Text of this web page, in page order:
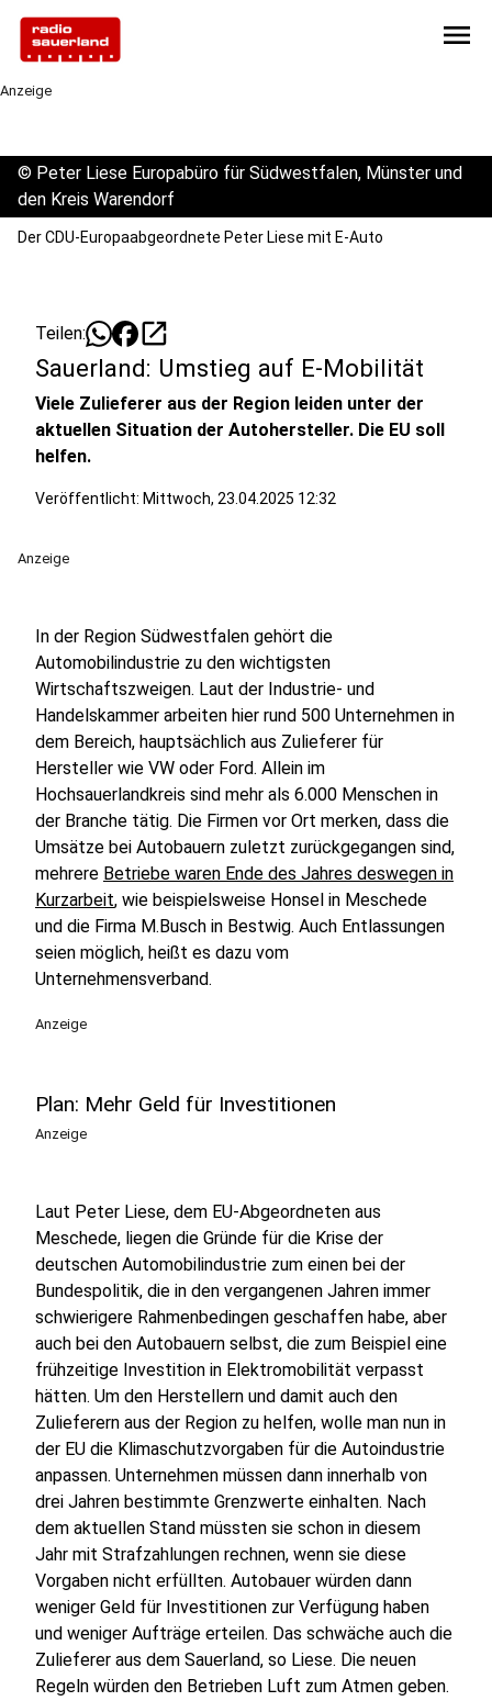
menu
Anzeige
© Peter Liese Europabüro für Südwestfalen, Münster und
den Kreis Warendorf
Der CDU-Europaabgeordnete Peter Liese mit E-Auto
Teilen: open_in_new
Sauerland: Umstieg auf E-Mobilität
Viele Zulieferer aus der Region leiden unter der
aktuellen Situation der Autohersteller. Die EU soll
helfen.
Veröffentlicht: Mittwoch, 23.04.2025 12:32
Anzeige
In der Region Südwestfalen gehört die
Automobilindustrie zu den wichtigsten
Wirtschaftszweigen. Laut der Industrie- und
Handelskammer arbeiten hier rund 500 Unternehmen in
dem Bereich, hauptsächlich aus Zulieferer für
Hersteller wie VW oder Ford. Allein im
Hochsauerlandkreis sind mehr als 6.000 Menschen in
der Branche tätig. Die Firmen vor Ort merken, dass die
Umsätze bei Autobauern zuletzt zurückgegangen sind,
mehrere Betriebe waren Ende des Jahres deswegen in
Kurzarbeit, wie beispielsweise Honsel in Meschede
und die Firma M.Busch in Bestwig. Auch Entlassungen
seien möglich, heißt es dazu vom
Unternehmensverband.
Anzeige
Plan: Mehr Geld für Investitionen
Anzeige
Laut Peter Liese, dem EU-Abgeordneten aus
Meschede, liegen die Gründe für die Krise der
deutschen Automobilindustrie zum einen bei der
Bundespolitik, die in den vergangenen Jahren immer
schwierigere Rahmenbedingen geschaffen habe, aber
auch bei den Autobauern selbst, die zum Beispiel eine
frühzeitige Investition in Elektromobilität verpasst
hätten. Um den Herstellern und damit auch den
Zulieferern aus der Region zu helfen, wolle man nun in
der EU die Klimaschutzvorgaben für die Autoindustrie
anpassen. Unternehmen müssen dann innerhalb von
drei Jahren bestimmte Grenzwerte einhalten. Nach
dem aktuellen Stand müssten sie schon in diesem
Jahr mit Strafzahlungen rechnen, wenn sie diese
Vorgaben nicht erfüllten. Autobauer würden dann
weniger Geld für Investitionen zur Verfügung haben
und weniger Aufträge erteilen. Das schwäche auch die
Zulieferer aus dem Sauerland, so Liese. Die neuen
Regeln würden den Betrieben Luft zum Atmen geben.